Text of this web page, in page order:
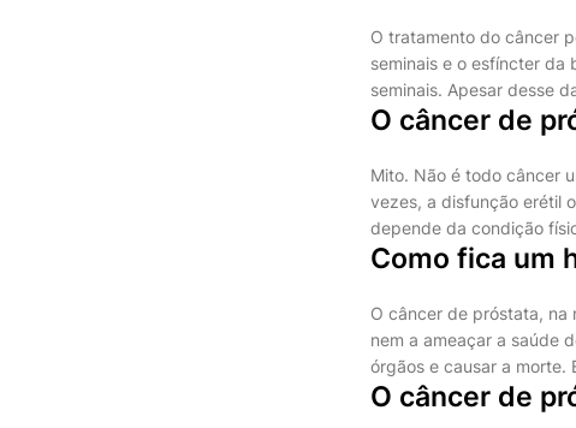
O tratamento do câncer
seminais e o esfíncter da
seminais. Apesar desse
O câncer de
Mito. Não é todo câncer
vezes, a disfunção erétil
depende da condição
Como fica um
O câncer de próstata, na
nem a ameaçar a saúde
órgãos e causar a morte.
O câncer de